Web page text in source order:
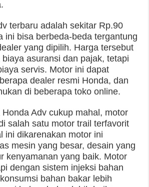
terbaru adalah sekitar Rp.90
ini bisa berbeda-beda tergantung
yang dipilih. Harga tersebut
asuransi dan pajak, tetapi
servis. Motor ini dapat
dealer resmi Honda, dan
di beberapa toko online.
Adv cukup mahal, motor
salah satu motor trail terfavorit
ini dikarenakan motor ini
mesin yang besar, desain yang
kenyamanan yang baik. Motor
dengan sistem injeksi bahan
bahan bakar lebih